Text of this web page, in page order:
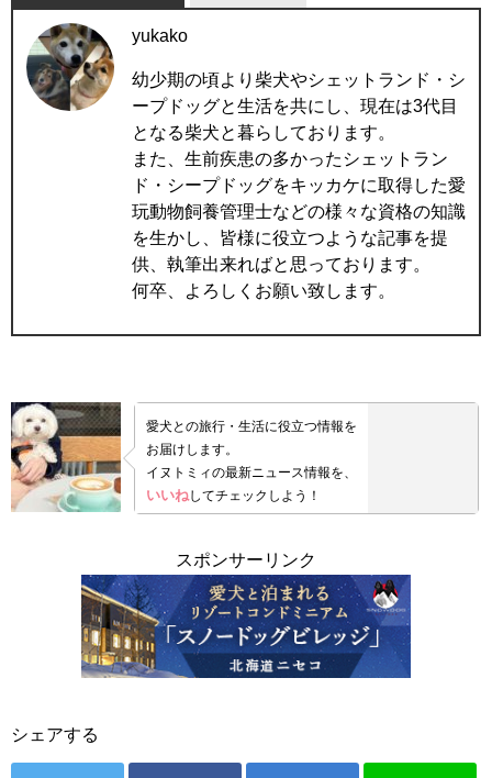
yukako
幼少期の頃より柴犬やシェットランド・シ
ープドッグと生活を共にし、現在は3代目
となる柴犬と暮らしております。
また、生前疾患の多かったシェットラン
ド・シープドッグをキッカケに取得した愛
玩動物飼養管理士などの様々な資格の知識
を生かし、皆様に役立つような記事を提
供、執筆出来ればと思っております。
何卒、よろしくお願い致します。
愛犬との旅行・生活に役立つ情報を
お届けします。
イヌトミィの最新ニュース情報を、
いいねしてチェックしよう！
スポンサーリンク
シェアする